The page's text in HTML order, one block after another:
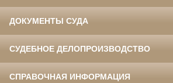
ДОКУМЕНТЫ СУДА
СУДЕБНОЕ ДЕЛОПРОИЗВОДСТВО
СПРАВОЧНАЯ ИНФОРМАЦИЯ